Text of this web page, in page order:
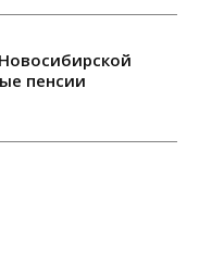
пенсии